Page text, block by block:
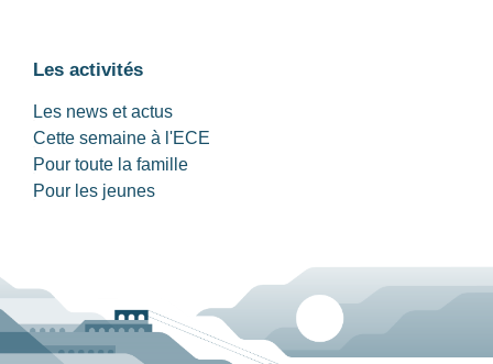
Les activités
Les news et actus
Cette semaine à l'ECE
Pour toute la famille
Pour les jeunes